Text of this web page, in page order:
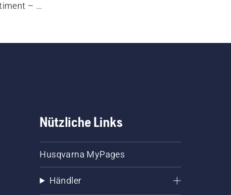
–
Nützliche Links
Husqvarna MyPages
Händler